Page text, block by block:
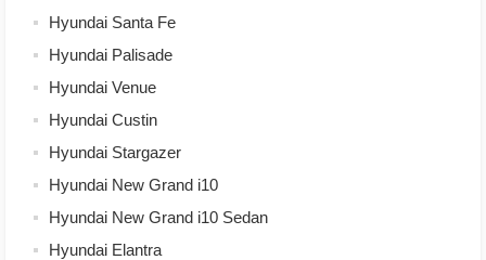
Hyundai Santa Fe
Hyundai Palisade
Hyundai Venue
Hyundai Custin
Hyundai Stargazer
Hyundai New Grand i10
Hyundai New Grand i10 Sedan
Hyundai Elantra